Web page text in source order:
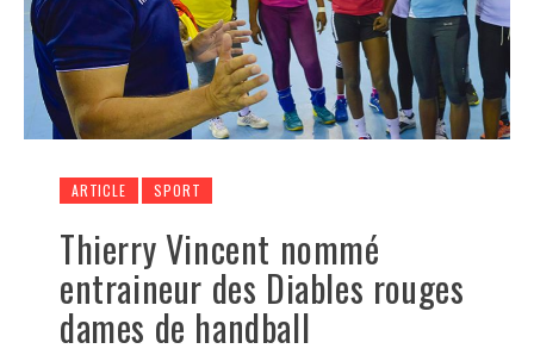
ARTICLE SPORT
Thierry Vincent nommé
entraineur des Diables rouges
dames de handball